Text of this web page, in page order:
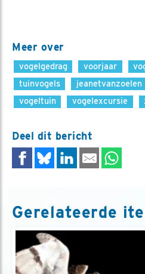
Meer over
vogelgedrag voorjaar
tuinvogels
jeanetvanzoelen
vogeltuin
vogelexcursie
Deel dit bericht
Gerelateerde